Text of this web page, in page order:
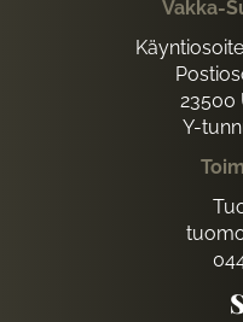
Vakka-
23500
Y-